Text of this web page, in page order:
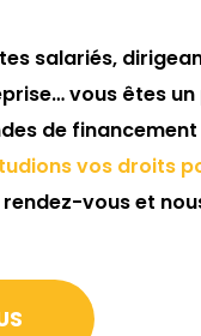
salariés,
vous êtes
de
vos droits
rendez-vous et